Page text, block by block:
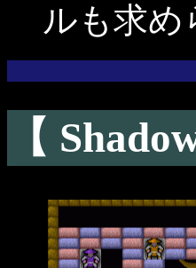
ルも求め
【